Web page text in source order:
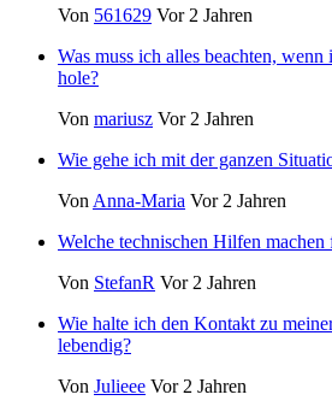
Von 561629 Vor 2 Jahren
Was muss ich alles beachten,
hole?
Von mariusz Vor 2 Jahren
Wie gehe ich mit der ganzen
Von Anna-Maria Vor 2 Jahren
Welche technischen Hilfen machen
Von StefanR Vor 2 Jahren
Wie halte ich den Kontakt zu
lebendig?
Von Julieee Vor 2 Jahren